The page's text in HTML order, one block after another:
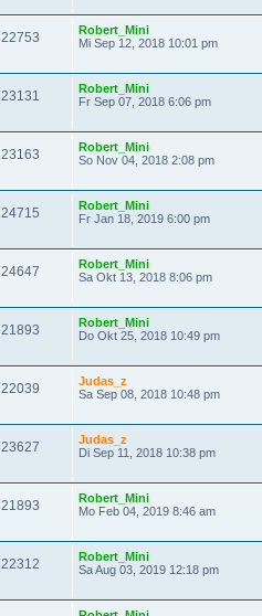
22753
Robert_Mini
Mi Sep 12, 2018 10:01 pm
23131
Robert_Mini
Fr Sep 07, 2018 6:06 pm
23163
Robert_Mini
So Nov 04, 2018 2:08 pm
24715
Robert_Mini
Fr Jan 18, 2019 6:00 pm
24647
Robert_Mini
Sa Okt 13, 2018 8:06 pm
21893
Robert_Mini
Do Okt 25, 2018 10:49 pm
22039
Judas_z
Sa Sep 08, 2018 10:48 pm
23627
Judas_z
Di Sep 11, 2018 10:38 pm
21893
Robert_Mini
Mo Feb 04, 2019 8:46 am
22312
Robert_Mini
Sa Aug 03, 2019 12:18 pm